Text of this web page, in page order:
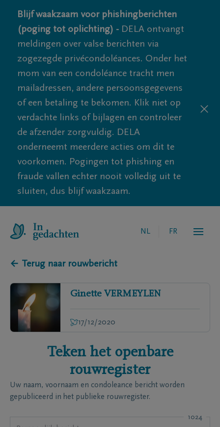
Blijf waakzaam voor phishingberichten
(poging tot oplichting) - DELA ontvangt
meldingen over valse berichten via
zogezegde privécondoléances. Onder het
mom van een condoléance tracht men
mailadressen, andere persoonsgegevens
of een betaling te bekomen. Klik niet op
verdachte links of bijlagen en controleer
de afzender zorgvuldig. DELA
onderneemt meerdere acties om dit te
voorkomen. Pogingen tot phishing en
fraude vallen echter nooit volledig uit te
sluiten, dus blijf waakzaam.
NL FR
← Terug naar rouwbericht
Ginette VERMEYLEN
17/12/2020
Teken het openbare
rouwregister
Uw naam, voornaam en condoleance bericht worden
gepubliceerd in het publieke rouwregister.
1024